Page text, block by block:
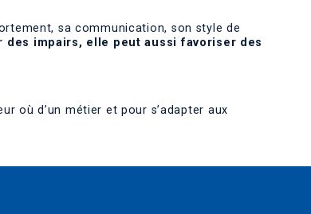
sa communication, son style de
impairs, elle peut aussi favoriser des
où d’un métier et pour s’adapter aux